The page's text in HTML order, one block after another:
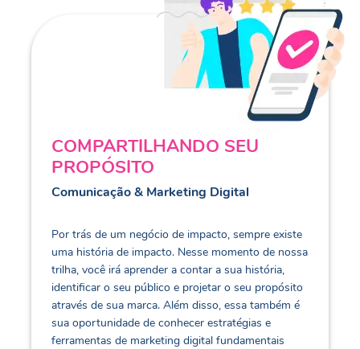
COMPARTILHANDO SEU
PROPÓSITO
Comunicação & Marketing Digital
Por trás de um negócio de impacto, sempre existe
uma história de impacto. Nesse momento de nossa
trilha, você irá aprender a contar a sua história,
identificar o seu público e projetar o seu propósito
através de sua marca. Além disso, essa também é
sua oportunidade de conhecer estratégias e
ferramentas de marketing digital fundamentais